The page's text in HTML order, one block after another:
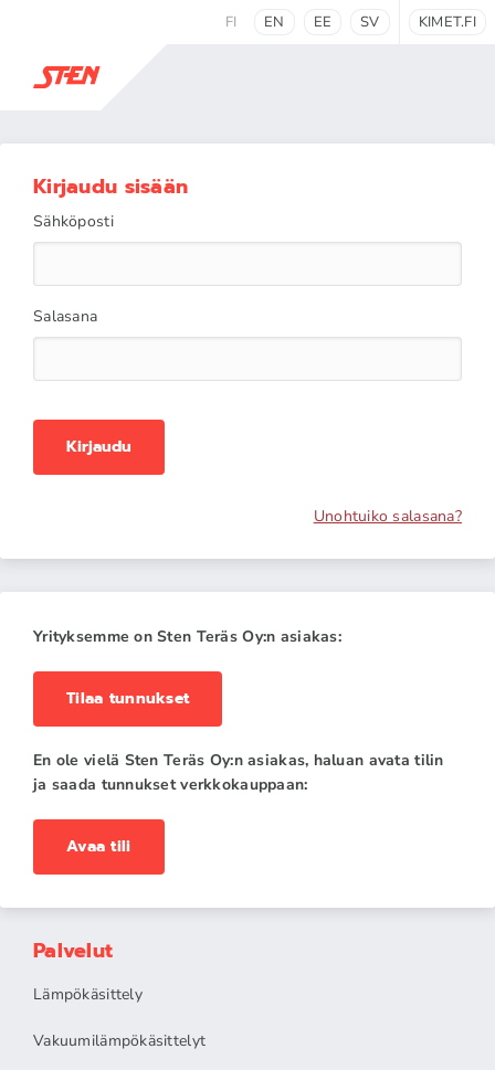
FI EN EE SV KIMET.FI
Kirjaudu sisään
Sähköposti
Salasana
Kirjaudu
Unohtuiko salasana?
Yrityksemme on Sten Teräs Oy:n asiakas:
Tilaa tunnukset
En ole vielä Sten Teräs Oy:n asiakas, haluan avata tilin
ja saada tunnukset verkkokauppaan:
Avaa tili
Palvelut
Lämpökäsittely
Vakuumilämpökäsittelyt